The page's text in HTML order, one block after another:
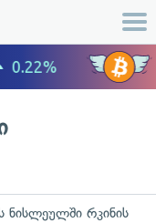
ნისლეულში რკინის